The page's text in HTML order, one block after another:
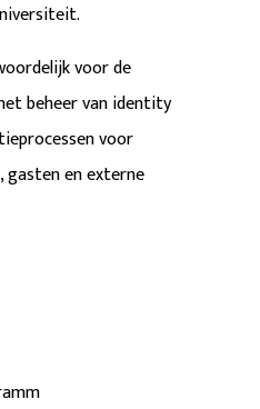
voor de
beheer van identity
voor
gasten en externe